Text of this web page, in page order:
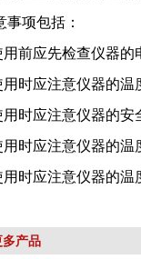
事项包括：
用前应先检查仪器
用时应注意仪器的
用时应注意仪器的
用时应注意仪器的
用时应注意仪器的
多产品